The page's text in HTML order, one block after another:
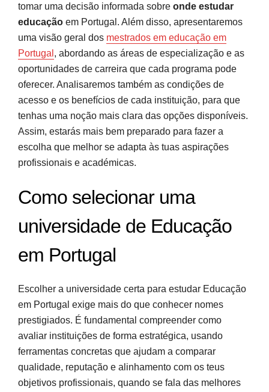
tomar uma decisão informada sobre onde estudar
educação em Portugal. Além disso, apresentaremos
uma visão geral dos mestrados em educação em
Portugal , abordando as áreas de especialização e as
oportunidades de carreira que cada programa pode
oferecer. Analisaremos também as condições de
acesso e os benefícios de cada instituição, para que
tenhas uma noção mais clara das opções disponíveis.
Assim, estarás mais bem preparado para fazer a
escolha que melhor se adapta às tuas aspirações
profissionais e académicas.
Como selecionar uma
universidade de Educação
em Portugal
Escolher a universidade certa para estudar Educação
em Portugal exige mais do que conhecer nomes
prestigiados. É fundamental compreender como
avaliar instituições de forma estratégica, usando
ferramentas concretas que ajudam a comparar
qualidade, reputação e alinhamento com os teus
objetivos profissionais, quando se fala das melhores